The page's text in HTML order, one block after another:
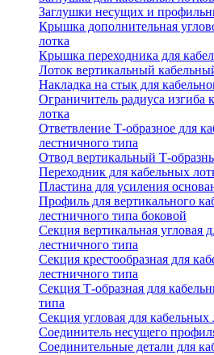
Заглушки несущих и
Крышка дополнительная
лотка
Крышка переходника для
Лоток вертикальный
Накладка на стык для
Ограничитель радиуса изгиба
лотка
Ответвление Т-образное для
лестничного типа
Отвод вертикальный Т-
Переходник для кабельных
Пластина для усиления
Профиль для вертикального
лестничного типа боковой
Секция вертикальная угловая
лестничного типа
Секция крестообразная для
лестничного типа
Секция Т-образная для
типа
Секция угловая для кабельных
Соединитель несущего
Соединительные детали для